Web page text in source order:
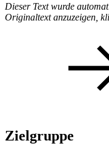
Dieser Text wurde
Originaltext anzuzeigen,
Zielgruppe